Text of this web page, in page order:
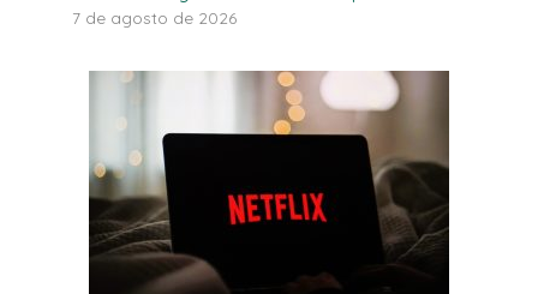
7 de agosto de 2026